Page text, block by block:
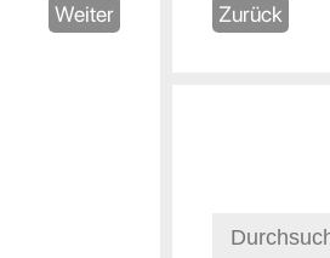
Weiter Zurück